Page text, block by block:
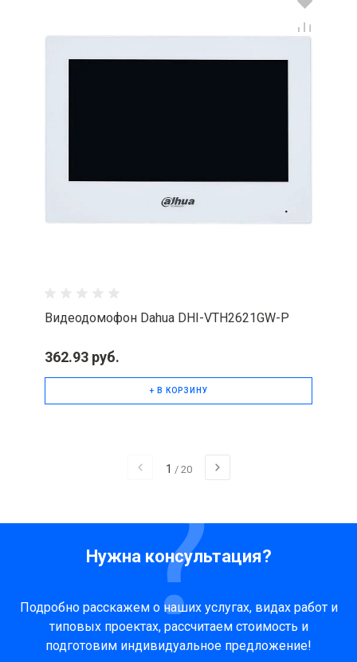
Видеодомофон Dahua DHI-VTH2621GW-P
362.93 руб.
+ В КОРЗИНУ
1 / 20
Нужна консультация?
Подробно расскажем о наших услугах, видах работ и
типовых проектах, рассчитаем стоимость и
подготовим индивидуальное предложение!